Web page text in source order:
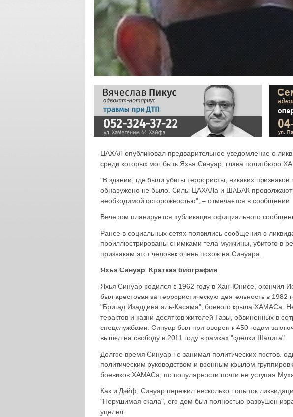
ЦАХАЛ опубликовал предварительное уведомление о
среди которых мог быть Яхья Синуар, глава политбюро
"В здании, где были убиты террористы, никаких признаков
обнаружено не было. Силы ЦАХАЛа и ШАБАК продолжают
необходимой осторожностью", – отмечается в сообщении.
Вечером планируется публикация официального
Ранее в социальных сетях появились сообщения о
проиллюстрированы снимками тела мужчины, убитого в
признакам этот человек очень похож на Синуара.
Яхья Синуар. Краткая биография
Яхья Синуар родился в 1962 году в Хан-Юнисе, окончил
был арестован за террористическую деятельность в 1982
"Бригад Изаддина аль-Касама", боевого крыла ХАМАСа.
терактов и казни десятков жителей Газы, обвиненных в
спецслужбами. Синуар был приговорен к 450 годам
вышел на свободу в 2011 году в рамках "сделки Шалита".
Долгое время Синуар не занимал политических постов,
политическим руководством и военным крылом
боевиков ХАМАСа, по популярности почти не уступая
Как и Дэйф, Синуар пережил несколько попыток
"Нерушимая скала", его дом был полностью разрушен
уцелел.